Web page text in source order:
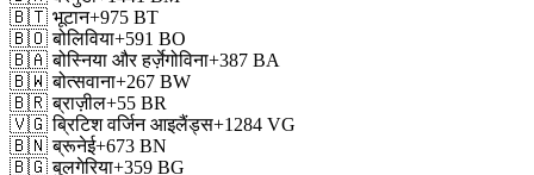
🇧🇹 भूटान+975 BT
🇧🇴 बोलिविया+591 BO
🇧🇦 बोस्निया और हर्ज़ेगोविना+387 BA
🇧🇼 बोत्सवाना+267 BW
🇧🇷 ब्राज़ील+55 BR
🇻🇬 ब्रिटिश वर्जिन आइलैंड्स+1284 VG
🇧🇳 ब्रूनेई+673 BN
🇧🇬 बुलगेरिया+359 BG